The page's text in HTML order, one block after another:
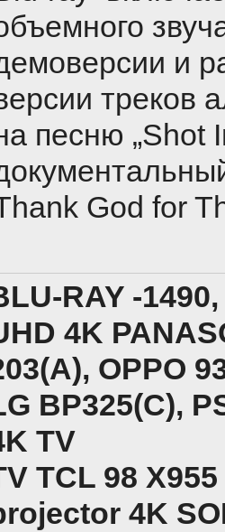
и
треков
песню „Shot
God for
RAY -
4K
ОPPO
BP325(C),
TV
TCL 98 X955
4K